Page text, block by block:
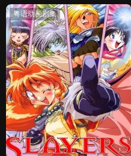
粤语动画剧集